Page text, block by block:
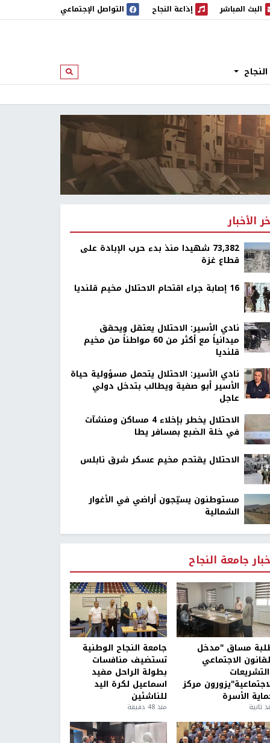
البث المباشر
المباشر إذاعة النجاح
إذاعة النجاح التواصل الإجتماعي
ابحث
الأخبار
73,382 شهيدا منذ بدء حرب الإبادة على
قطاع غزة
16 إصابة جراء اقتحام الاحتلال مخيم قلنديا
نادي الأسير: الاحتلال يعتقل ويحقق
ميدانياً مع أكثر من 60 مواطناً من مخيم
قلنديا
نادي الأسير: الاحتلال يتحمل مسؤولية حياة
الأسير أبو صفية ويطالب بتدخل دولي
عاجل
الاحتلال يخطر بإخلاء 4 مساكن ومنشآت
في خلة الضبع بمسافر يطا
الاحتلال يقتحم مخيم عسكر شرق نابلس
مستوطنون يسيّجون أراضي في الأغوار
الشمالية
جامعة النجاح
مساق "مدخل
الاجتماعي
مركز
الأسرة
ثانية
جامعة النجاح الوطنية
تستضيف منافسات
بطولة الراحل مفيد
اسماعيل لكرة اليد
للناشئين
منذ 48 دقيقة